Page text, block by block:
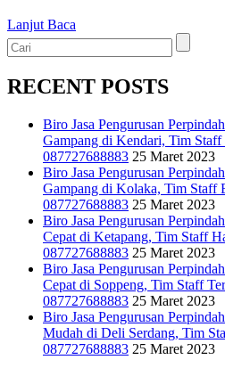
Lanjut Baca
RECENT POSTS
Biro Jasa Pengurusan
Gampang di Kendari, Tim
087727688883 25 Maret 2023
Biro Jasa Pengurusan
Gampang di Kolaka, Tim Staff
087727688883 25 Maret 2023
Biro Jasa Pengurusan
Cepat di Ketapang, Tim Staff
087727688883 25 Maret 2023
Biro Jasa Pengurusan
Cepat di Soppeng, Tim Staff
087727688883 25 Maret 2023
Biro Jasa Pengurusan
Mudah di Deli Serdang, Tim
087727688883 25 Maret 2023